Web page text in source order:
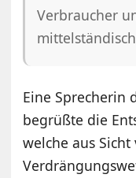
Verbraucher
Eine Sprecherin
begrüßte die
welche aus